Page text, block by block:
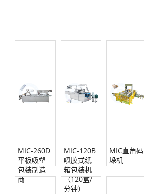
MIC-260D
平板吸塑
包装制造
商
MIC-120B
喷胶式纸
箱包装机
（120盒/
分钟）
MIC直角码
垛机